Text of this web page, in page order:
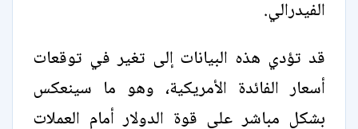
الفيدرالي.
قد تؤدي هذه البيانات إلى تغير في توقعات
أسعار الفائدة الأمريكية، وهو ما سينعكس
بشكل مباشر على قوة الدولار أمام العملات